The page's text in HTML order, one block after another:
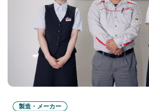
製造・メーカー